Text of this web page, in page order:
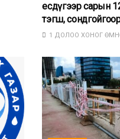
есдүгээр сарын
тэгш,
1 ДОЛОО ХОНОГ